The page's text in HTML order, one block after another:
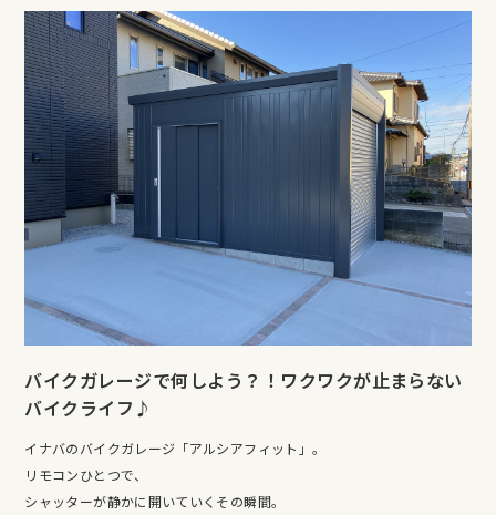
バイクガレージで何しよう？！ワクワクが止まらない
バイクライフ♪
イナバのバイクガレージ「アルシアフィット」。
リモコンひとつで、
シャッターが静かに開いていくその瞬間。